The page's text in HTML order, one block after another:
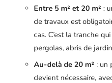
Entre 5 m² et 20 m² :
de travaux est
cas. C’est la tranche
pergolas, abris de
Au-delà de 20 m² : un
devient nécessaire,